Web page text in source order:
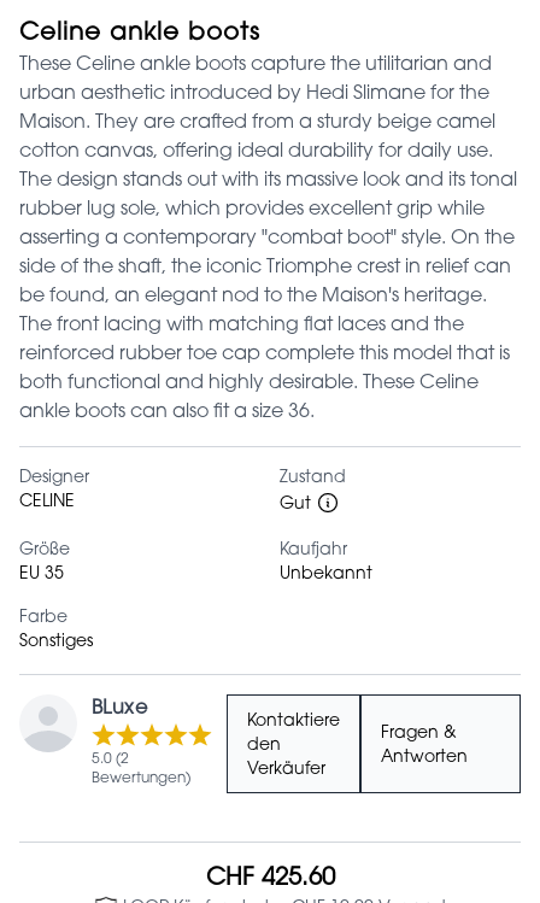
Celine ankle boots
These Celine ankle boots capture the utilitarian and
urban aesthetic introduced by Hedi Slimane for the
Maison. They are crafted from a sturdy beige camel
cotton canvas, offering ideal durability for daily use.
The design stands out with its massive look and its tonal
rubber lug sole, which provides excellent grip while
asserting a contemporary "combat boot" style. On the
side of the shaft, the iconic Triomphe crest in relief can
be found, an elegant nod to the Maison's heritage.
The front lacing with matching flat laces and the
reinforced rubber toe cap complete this model that is
both functional and highly desirable. These Celine
ankle boots can also fit a size 36.
Designer
CELINE
Zustand
Gut
Größe
EU 35
Kaufjahr
Unbekannt
Farbe
Sonstiges
BLuxe
5.0 (2
Bewertungen)
Kontaktiere
den
Verkäufer
Fragen &
Antworten
CHF 425.60